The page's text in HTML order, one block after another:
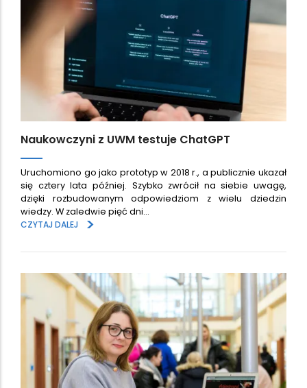
Naukowczyni z UWM testuje ChatGPT
Uruchomiono go jako prototyp w 2018 r., a publicznie ukazał
się cztery lata później. Szybko zwrócił na siebie uwagę,
dzięki rozbudowanym odpowiedziom z wielu dziedzin
wiedzy. W zaledwie pięć dni…
CZYTAJ DALEJ
>